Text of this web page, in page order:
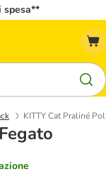
spesa**
KITTY Cat Praliné